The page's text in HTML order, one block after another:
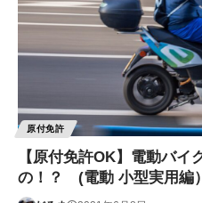
原付免許
【原付免許OK】電動バイ
の！？ (電動 小型実用編）